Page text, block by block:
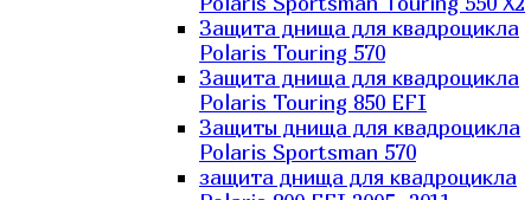
Защита днища для квадроцикла
Polaris Touring 570
Защита днища для квадроцикла
Polaris Touring 850 EFI
Защиты днища для квадроцикла
Polaris Sportsman 570
защита днища для квадроцикла